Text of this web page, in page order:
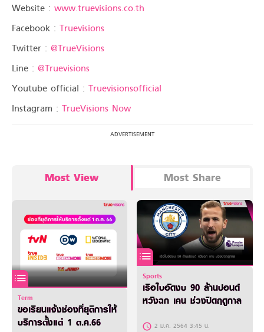
Website : www.truevisions.co.th
Facebook : Truevisions
Twitter : @TrueVisions
Line : @Truevisions
Youtube official : Truevisionsofficial
Instagram : TrueVisions Now
Most View Most Share
Term
ขอเรียนแจ้งช่องที่ยุติการให้
บริการตั้งแต่ 1 ต.ค.66
Sports
เรือใบอัดงบ 90 ล้านปอนด์
หวังฉก เคน ช่วงปิดฤดูกาล
2 ม.ค. 2564 3:45 น.